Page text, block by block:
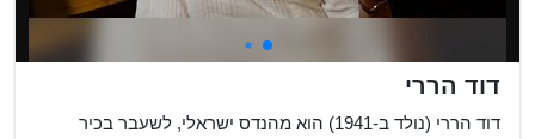
דוד הררי
דוד הררי (נולד ב-1941) הוא מהנדס ישראלי, לשעבר בכיר